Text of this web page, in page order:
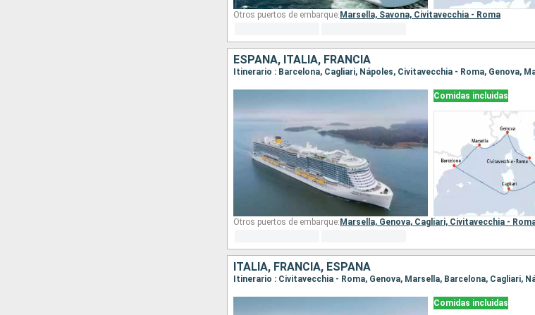
Otros puertos de embarque: Marsella, Savona, Civitavecchia - Roma
ESPAÑA, ITALIA, FRANCIA
Itinerario : Barcelona, Cagliari, Nápoles, Civitavecchia - Roma, Genova,
Comidas incluidas
Otros puertos de embarque: Marsella, Genova, Cagliari, Civitavecchia -
ITALIA, FRANCIA, ESPAÑA
Itinerario : Civitavecchia - Roma, Genova, Marsella, Barcelona, Cagliari,
Comidas incluidas